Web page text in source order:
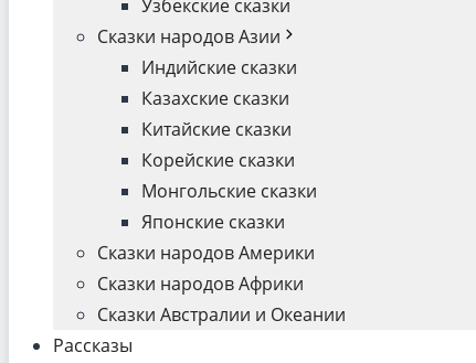
Узбекские сказки
Сказки народов Азии
Индийские сказки
Казахские сказки
Китайские сказки
Корейские сказки
Монгольские сказки
Японские сказки
Сказки народов Америки
Сказки народов Африки
Сказки Австралии и Океании
Рассказы